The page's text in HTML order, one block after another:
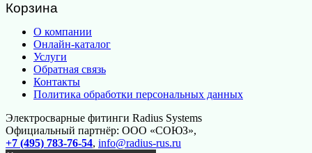
Корзина
О компании
Онлайн-каталог
Услуги
Обратная связь
Контакты
Политика обработки персональных данных
Электросварные фитинги Radius Systems
Официальный партнёр: ООО «СОЮЗ»,
+7 (495) 783-76-54, info@radius-rus.ru